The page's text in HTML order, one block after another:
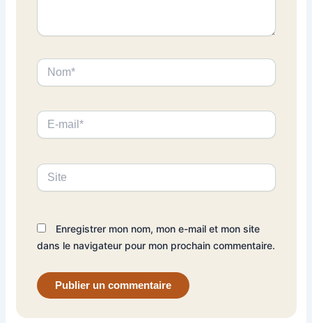
Nom*
E-
mail*
Site
Enregistrer mon nom, mon e-mail et mon site
dans le navigateur pour mon prochain commentaire.